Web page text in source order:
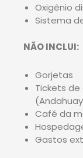
Oxigênio
Sistema
NÃO INCLUI:
Gorjetas
Tickets
Café da
Gastos